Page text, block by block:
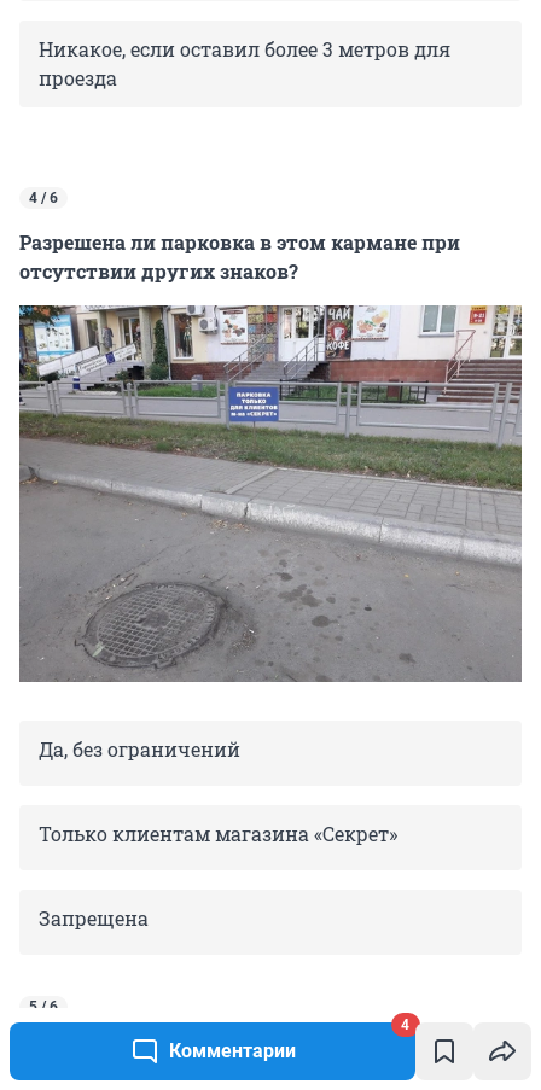
Комментарии
4
Никакое, если оставил более 3 метров для
проезда
4 / 6
Разрешена ли парковка в этом кармане при
отсутствии других знаков?
Да, без ограничений
Только клиентам магазина «Секрет»
Запрещена
5 / 6
Возможна ли эвакуация этого автомобиля?